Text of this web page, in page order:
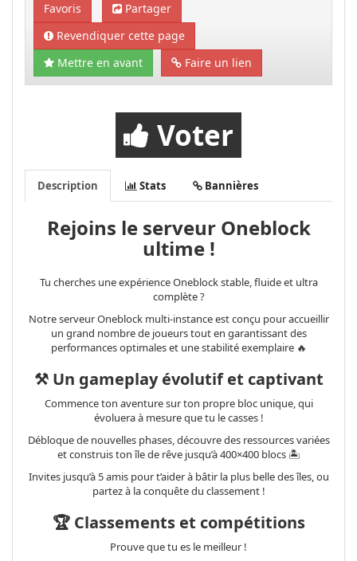
Favoris
Partager
Revendiquer cette page
Mettre en avant
Faire un lien
Voter
Description Stats Bannières
Rejoins le serveur Oneblock
ultime !
Tu cherches une expérience Oneblock stable, fluide et ultra
complète ?
Notre serveur Oneblock multi-instance est conçu pour accueillir
un grand nombre de joueurs tout en garantissant des
performances optimales et une stabilité exemplaire 🔥
⚒️ Un gameplay évolutif et captivant
Commence ton aventure sur ton propre bloc unique, qui
évoluera à mesure que tu le casses !
Débloque de nouvelles phases, découvre des ressources variées
et construis ton île de rêve jusqu’à 400×400 blocs 🏝️
Invites jusqu’à 5 amis pour t’aider à bâtir la plus belle des îles, ou
partez à la conquête du classement !
🏆 Classements et compétitions
Prouve que tu es le meilleur !